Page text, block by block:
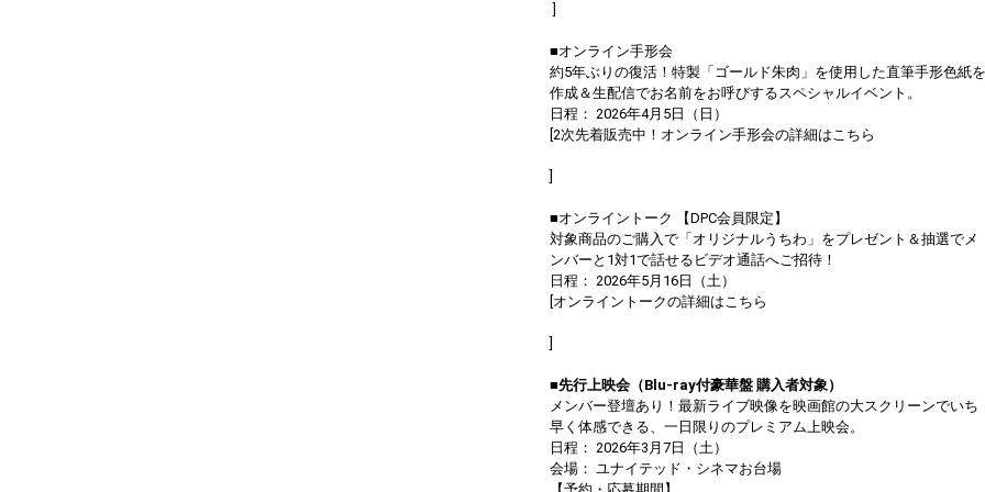
■オンライン手形会
約5年ぶりの復活！特製「ゴールド朱肉」を使用した直筆手形色紙を
作成＆生配信でお名前をお呼びするスペシャルイベント。
日程： 2026年4月5日（日）
[2次先着販売中！オンライン手形会の詳細はこちら
■オンライントーク 【DPC会員限定】
対象商品のご購入で「オリジナルうちわ」をプレゼント＆抽選でメ
ンバーと1対1で話せるビデオ通話へご招待！
日程： 2026年5月16日（土）
[オンライントークの詳細はこちら
■先行上映会（Blu-ray付豪華盤 購入者対象）
メンバー登壇あり！最新ライブ映像を映画館の大スクリーンでいち
早く体感できる、一日限りのプレミアム上映会。
日程： 2026年3月7日（土）
会場： ユナイテッド・シネマお台場